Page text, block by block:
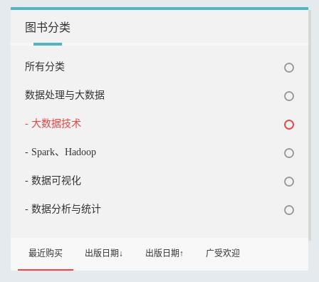
图书分类
所有分类
数据处理与大数据
- 大数据技术
- Spark、Hadoop
- 数据可视化
- 数据分析与统计
最近购买 出版日期↓ 出版日期↑ 广受欢迎